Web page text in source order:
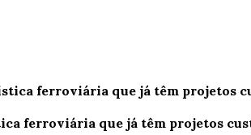
ferroviária que já têm projetos